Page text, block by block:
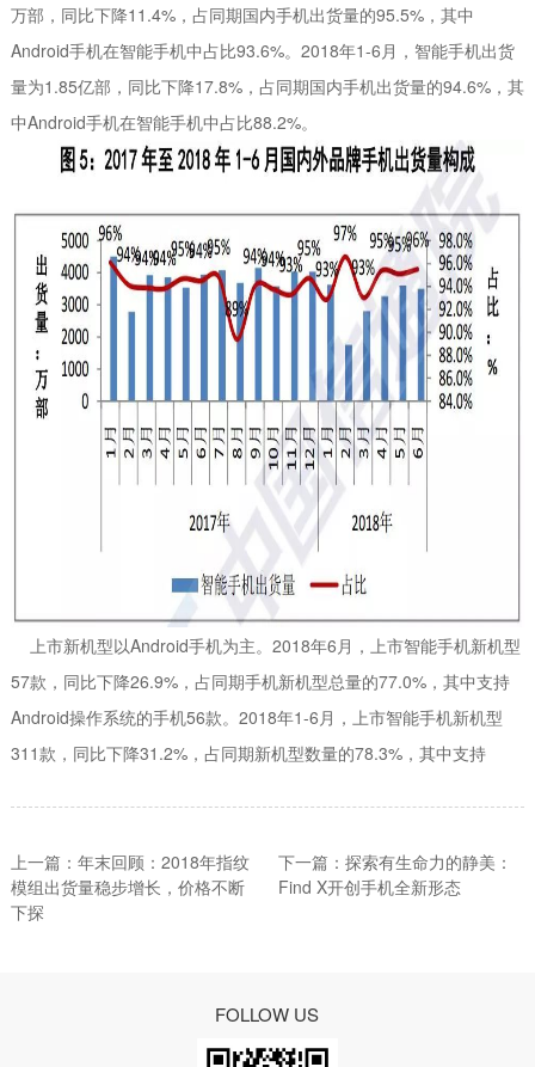
万部，同比下降11.4%，占同期国内手机出货量的95.5%，其中
Android手机在智能手机中占比93.6%。2018年1-6月，智能手机出货
量为1.85亿部，同比下降17.8%，占同期国内手机出货量的94.6%，其
中Android手机在智能手机中占比88.2%。
上市新机型以Android手机为主。2018年6月，上市智能手机新机型
57款，同比下降26.9%，占同期手机新机型总量的77.0%，其中支持
Android操作系统的手机56款。2018年1-6月，上市智能手机新机型
311款，同比下降31.2%，占同期新机型数量的78.3%，其中支持
上一篇：年末回顾：2018年指纹
模组出货量稳步增长，价格不断
下探
下一篇：探索有生命力的静美：
Find X开创手机全新形态
FOLLOW US